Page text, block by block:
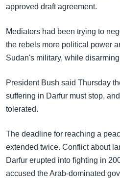
approved draft agreement.
Mediators had been trying to
the rebels more political power
Sudan's military, while
President Bush said Thursday
suffering in Darfur must stop,
tolerated.
The deadline for reaching a
extended twice. Conflict about
Darfur erupted into fighting in
accused the Arab-dominated